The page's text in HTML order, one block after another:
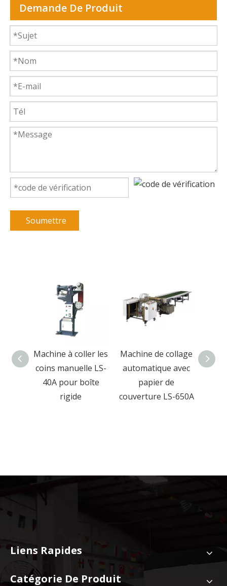
Demande De Produit
Soumettre
Machine à coller les
coins manuelle LS-
40A pour boîte
rigide
Machine de collage
automatique avec
papier de
couverture LS-650A
Liens Rapides
Catégorie De Produit